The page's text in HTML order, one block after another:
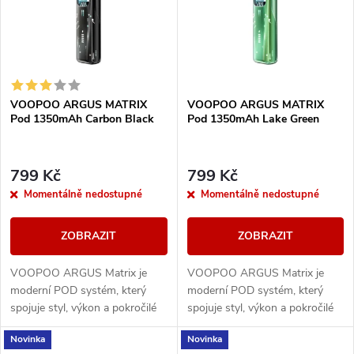
í
p
r
o
u
k
s
r
o
d
u
k
VOOPOO ARGUS MATRIX
Pod 1350mAh Carbon Black
799 Kč
Momentálně nedostupné
ZOBRAZIT
VOOPOO ARGUS Matrix je
moderní POD systém, který
spojuje styl, výkon a pokročilé
technologie do jednoho
kompaktního zařízení. Díky
VOOPOO ARGUS MATRIX
Pod 1350mAh Lake Green
799 Kč
Momentálně nedostupné
ZOBRAZIT
VOOPOO ARGUS Matrix je
moderní POD systém, který
spojuje styl, výkon a pokročilé
technologie do jednoho
kompaktního zařízení. Díky
Novinka Novinka